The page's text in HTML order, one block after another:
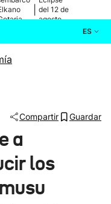
del 12 de
agosto
ES
Compartir Guardar
a
los